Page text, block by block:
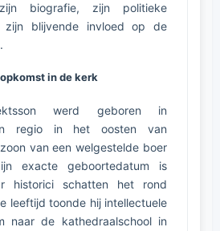
biografie, zijn politieke
zijn blijvende invloed op de
in de kerk
werd geboren in
regio in het oosten van
van een welgestelde boer
exacte geboortedatum is
historici schatten het rond
leeftijd toonde hij intellectuele
naar de kathedraalschool in